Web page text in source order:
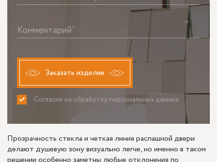
Комментарий*
Заказать изделие
Согласие на обработку персональных данных
ПРИНИМАЮ НЕ ПРИНИМАЮ
Прозрачность стекла и четкая линия распашной двери
делают душевую зону визуально легче, но именно в таком